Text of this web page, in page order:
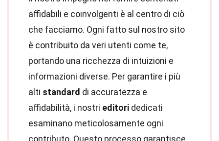
affidabili e coinvolgenti è al centro di ciò
che facciamo. Ogni fatto sul nostro sito
è contribuito da veri utenti come te,
portando una ricchezza di intuizioni e
informazioni diverse. Per garantire i più
alti standard di accuratezza e
affidabilità, i nostri editori dedicati
esaminano meticolosamente ogni
contributo. Questo processo garantisce